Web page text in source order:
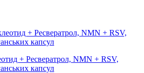
+ Ресвератрол, NMN + RSV,
капсул